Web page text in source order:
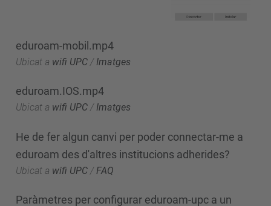
eduroam-mobil.mp4
Ubicat a wifi UPC / Imatges
eduroam.IOS.mp4
Ubicat a wifi UPC / Imatges
He de fer algun canvi per poder connectar-me a
eduroam des d'altres institucions adherides?
Ubicat a wifi UPC / FAQ
Paràmetres per configurar eduroam-upc a un